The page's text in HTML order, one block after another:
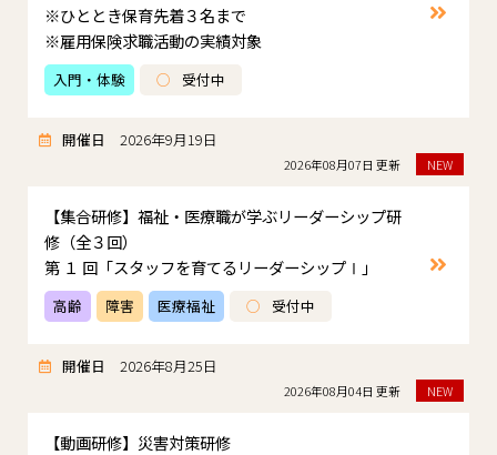
※ひととき保育先着３名まで
※雇用保険求職活動の実績対象
入門・体験 ○ 受付中
開催日 2026年9月19日
2026年08月07日 更新 NEW
【集合研修】福祉・医療職が学ぶリーダーシップ研
修（全３回）
第 １ 回「スタッフを育てるリーダーシップⅠ」
高齢 障害 医療福祉 ○ 受付中
開催日 2026年8月25日
2026年08月04日 更新 NEW
【動画研修】災害対策研修